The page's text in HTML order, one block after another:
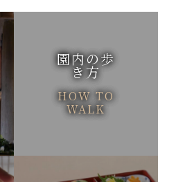
園内の歩
き方
HOW TO
WALK